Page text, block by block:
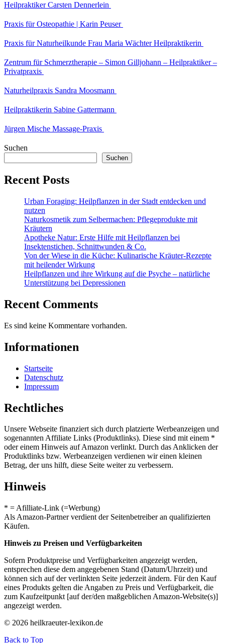
Heilpraktiker Carsten Dennerlein
Praxis für Osteopathie | Karin Peuser
Praxis für Naturheilkunde Frau Maria Wächter Heilpraktikerin
Zentrum für Schmerztherapie – Simon Gilljohann – Heilpraktiker –
Privatpraxis
Naturheilpraxis Sandra Moosmann
Heilpraktikerin Sabine Gattermann
Jürgen Mische Massage-Praxis
Suchen
Suchen
Recent Posts
Urban Foraging: Heilpflanzen in der Stadt entdecken und
nutzen
Naturkosmetik zum Selbermachen: Pflegeprodukte mit
Kräutern
Apotheke Natur: Erste Hilfe mit Heilpflanzen bei
Insektenstichen, Schnittwunden & Co.
Von der Wiese in die Küche: Kulinarische Kräuter-Rezepte
mit heilender Wirkung
Heilpflanzen und ihre Wirkung auf die Psyche – natürliche
Unterstützung bei Depressionen
Recent Comments
Es sind keine Kommentare vorhanden.
Informationen
Startseite
Datenschutz
Impressum
Rechtliches
Unsere Webseite finanziert sich durch platzierte Werbeanzeigen und
sogenannten Affiliate Links (Produktlinks). Diese sind mit einem *
oder einem Hinweis auf Amazon verlinkt. Durch das Anklicken der
Produktlinks bzw. Werbeanzeigen verdienen wir einen kleinen
Betrag, der uns hilft, diese Seite weiter zu verbessern.
Hinweis
* = Afilliate-Link (=Werbung)
Als Amazon-Partner verdient der Seitenbetreiber an qualifizierten
Käufen.
Hinweis zu Preisen und Verfügbarkeiten
Sofern Produktpreise und Verfügbarkeiten angezeigt werden,
entsprechen diese dem angegebenen Stand (Datum/Uhrzeit) und
können sich auf der verlinkten Seite jederzeit ändern. Für den Kauf
eines Produkts gelten die Angaben zu Preis und Verfügbarkeit, die
zum Kaufzeitpunkt [auf der/den maßgeblichen Amazon-Website(s)]
angezeigt werden.
© 2026 heilkraeuter-lexikon.de
Back to Top